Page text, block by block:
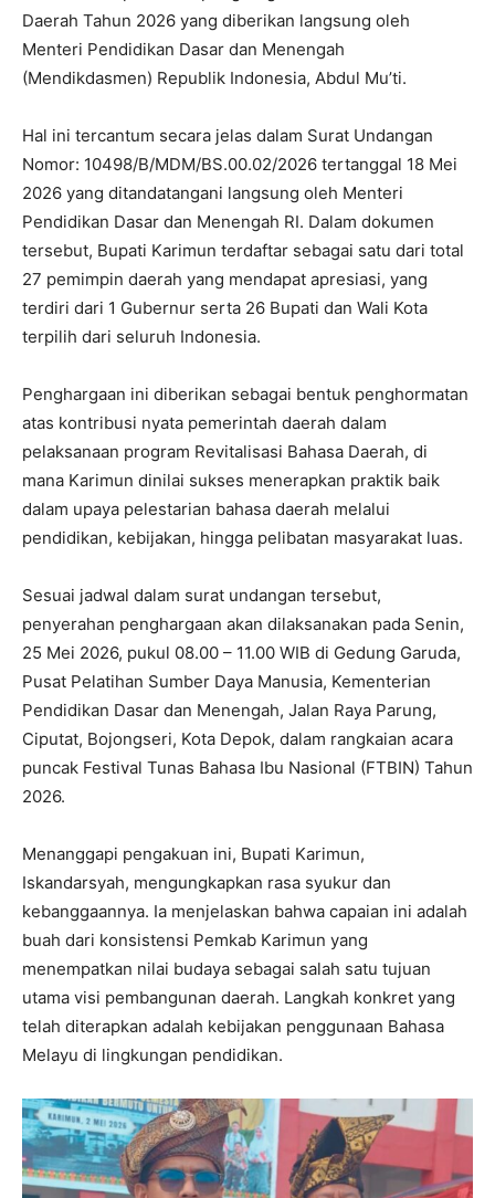
Daerah Tahun 2026 yang diberikan langsung oleh
Menteri Pendidikan Dasar dan Menengah
(Mendikdasmen) Republik Indonesia, Abdul Mu’ti.
Hal ini tercantum secara jelas dalam Surat Undangan
Nomor: 10498/B/MDM/BS.00.02/2026 tertanggal 18 Mei
2026 yang ditandatangani langsung oleh Menteri
Pendidikan Dasar dan Menengah RI. Dalam dokumen
tersebut, Bupati Karimun terdaftar sebagai satu dari total
27 pemimpin daerah yang mendapat apresiasi, yang
terdiri dari 1 Gubernur serta 26 Bupati dan Wali Kota
terpilih dari seluruh Indonesia.
Penghargaan ini diberikan sebagai bentuk penghormatan
atas kontribusi nyata pemerintah daerah dalam
pelaksanaan program Revitalisasi Bahasa Daerah, di
mana Karimun dinilai sukses menerapkan praktik baik
dalam upaya pelestarian bahasa daerah melalui
pendidikan, kebijakan, hingga pelibatan masyarakat luas.
Sesuai jadwal dalam surat undangan tersebut,
penyerahan penghargaan akan dilaksanakan pada Senin,
25 Mei 2026, pukul 08.00 – 11.00 WIB di Gedung Garuda,
Pusat Pelatihan Sumber Daya Manusia, Kementerian
Pendidikan Dasar dan Menengah, Jalan Raya Parung,
Ciputat, Bojongseri, Kota Depok, dalam rangkaian acara
puncak Festival Tunas Bahasa Ibu Nasional (FTBIN) Tahun
2026.
Menanggapi pengakuan ini, Bupati Karimun,
Iskandarsyah, mengungkapkan rasa syukur dan
kebanggaannya. Ia menjelaskan bahwa capaian ini adalah
buah dari konsistensi Pemkab Karimun yang
menempatkan nilai budaya sebagai salah satu tujuan
utama visi pembangunan daerah. Langkah konkret yang
telah diterapkan adalah kebijakan penggunaan Bahasa
Melayu di lingkungan pendidikan.